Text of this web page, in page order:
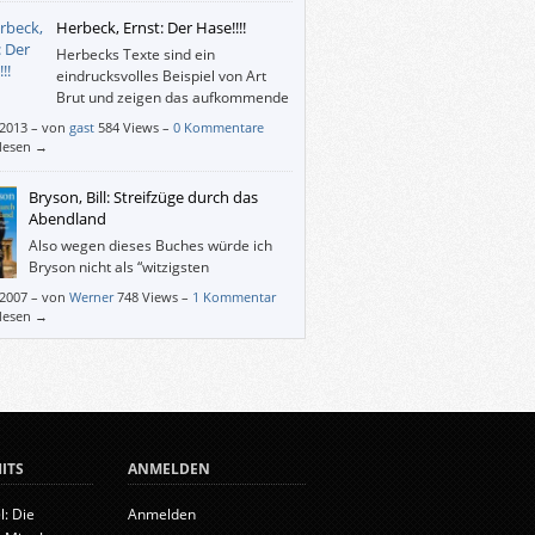
Beiträgen hängen.
Herbeck, Ernst: Der Hase!!!!
Herbecks Texte sind ein
eindrucksvolles Beispiel von Art
Brut und zeigen das aufkommende
Interesse für abweichende
und Ausdrucksformen in der Anti-
– von gast 584 Views – 0 Kommentare
→
Bryson, Bill: Streifzüge durch das
Abendland
Also wegen dieses Buches würde ich
Bryson nicht als “witzigsten
Reiseschriftsteller auf Erden“
wie das “The Times” getan hat.
– von Werner 748 Views – 1 Kommentar
→
Die
ANMELDEN
Anmelden